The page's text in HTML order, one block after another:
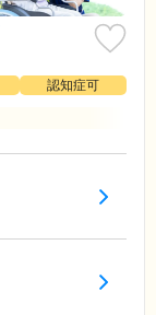
認知症可